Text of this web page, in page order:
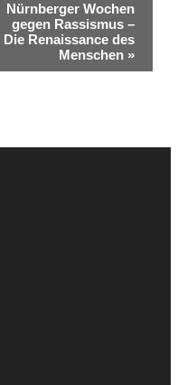
Nürnberger Wochen
gegen Rassismus –
Die Renaissance des
Menschen »